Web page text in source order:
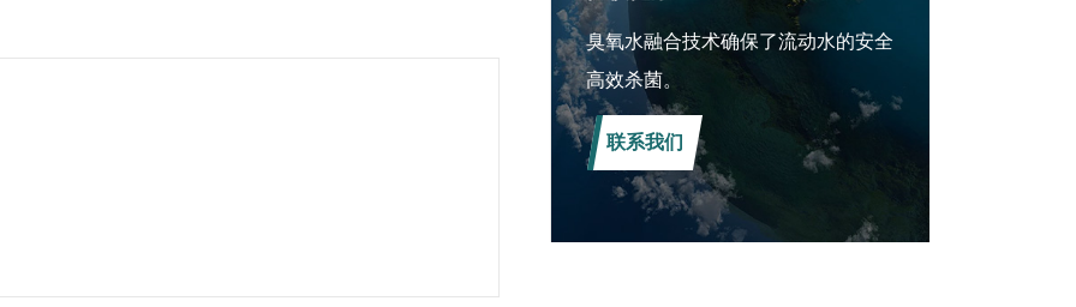
臭氧水融合技术确保了流动水的安全
高效杀菌。
联系我们